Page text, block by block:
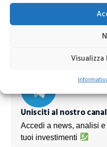
Azioni banche europee
Unisciti al nostro
Accedi a news, analisi
tuoi investimenti